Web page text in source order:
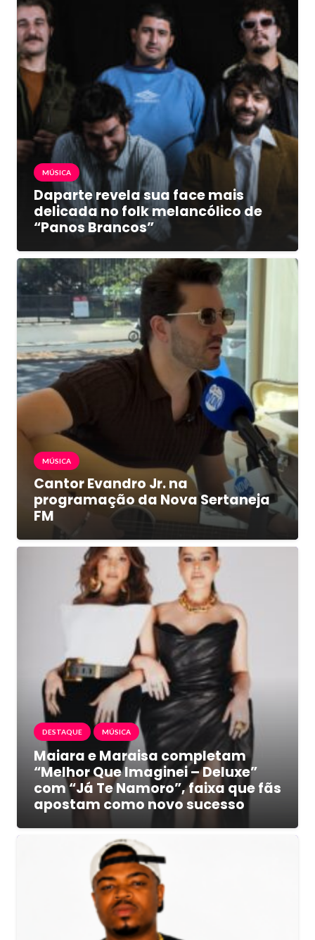
MÚSICA
Daparte revela sua face mais
delicada no folk melancólico de
“Panos Brancos”
MÚSICA
Cantor Evandro Jr. na
programação da Nova Sertaneja
FM
DESTAQUE MÚSICA
Maiara e Maraisa completam
“Melhor Que Imaginei – Deluxe”
com “Já Te Namoro”, faixa que fãs
apostam como novo sucesso